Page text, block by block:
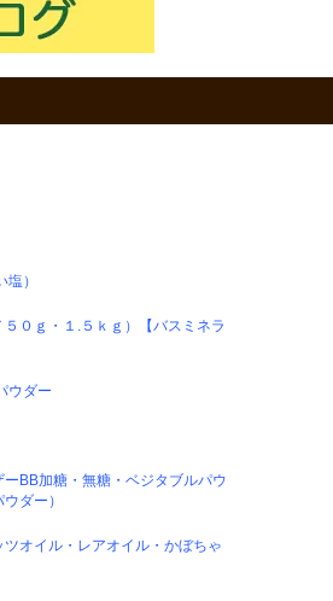
）
０ｇ・１.５ｋｇ）【バスミネラ
ウダー
BB加糖・無糖・ベジタブルパウ
ダー）
オイル・レアオイル・かぼちゃ